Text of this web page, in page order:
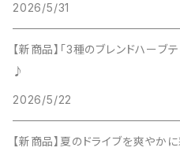
2026/5/31
【新商品】「3種のブレンドハーブ
♪
2026/5/22
【新商品】夏のドライブを爽やか